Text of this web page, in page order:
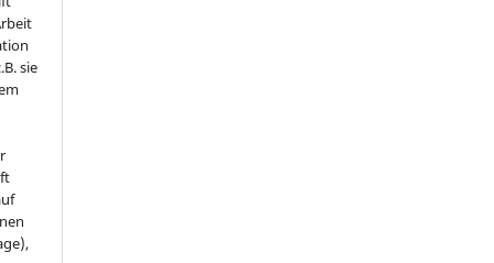
sie